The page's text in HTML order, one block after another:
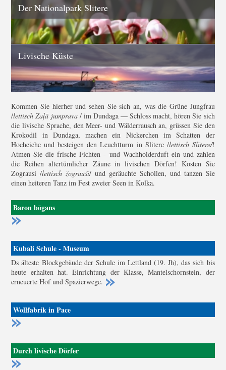
Aktive Erholung
Handwerker, Werkstatten
Hochzeit
Leckereien, Kostproben
Komplexe Angebote
Der Nationalpark Slitere
Livische Küste
Kommen Sie hierher und sehen Sie sich an, was die Grüne Jungfrau
/lettisch Zaļā jumprava/ im Dundaga — Schloss macht, hören Sie sich
die livische Sprache, den Meer- und Wälderrausch an, grüssen Sie den
Krokodil in Dundaga, machen ein Nickerchen im Schatten der
Hocheiche und besteigen den Leuchtturm in Slitere /lettisch Slītere/!
Atmen Sie die frische Fichten - und Wachholderduft ein und zahlen
die Reihen altertümlicher Zäune in livischen Dörfen! Kosten Sie
Zograusi /lettisch žograuši/ und geräuchte Schollen, und tanzen Sie
einen heiteren Tanz im Fest zweier Seen in Kolka.
Baron bōgans
Kubali Schule - Museum
Ds älteste Blockgebäude der Schule im Lettland (19. Jh), das sich bis
heute erhalten hat. Einrichtung der Klasse, Mantelschornstein, der
erneuerte Hof und Spazierwege.
Wollfabrik in Pace
Durch livische Dörfer